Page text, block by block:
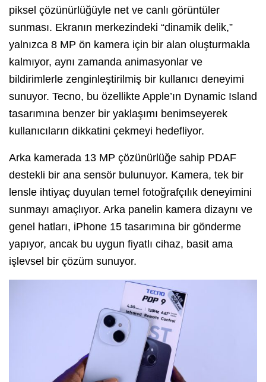
piksel çözünürlüğüyle net ve canlı görüntüler
sunması. Ekranın merkezindeki “dinamik delik,”
yalnızca 8 MP ön kamera için bir alan oluşturmakla
kalmıyor, aynı zamanda animasyonlar ve
bildirimlerle zenginleştirilmiş bir kullanıcı deneyimi
sunuyor. Tecno, bu özellikte Apple’ın Dynamic Island
tasarımına benzer bir yaklaşımı benimseyerek
kullanıcıların dikkatini çekmeyi hedefliyor.
Arka kamerada 13 MP çözünürlüğe sahip PDAF
destekli bir ana sensör bulunuyor. Kamera, tek bir
lensle ihtiyaç duyulan temel fotoğrafçılık deneyimini
sunmayı amaçlıyor. Arka panelin kamera dizaynı ve
genel hatları, iPhone 15 tasarımına bir gönderme
yapıyor, ancak bu uygun fiyatlı cihaz, basit ama
işlevsel bir çözüm sunuyor.